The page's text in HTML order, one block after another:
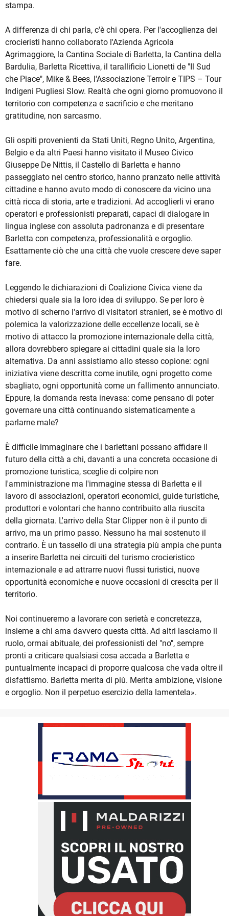
stampa.
A differenza di chi parla, c'è chi opera. Per l'accoglienza dei
crocieristi hanno collaborato l'Azienda Agricola
Agrimaggiore, la Cantina Sociale di Barletta, la Cantina della
Bardulia, Barletta Ricettiva, il tarallificio Lionetti de "Il Sud
che Piace", Mike & Bees, l'Associazione Terroir e TIPS – Tour
Indigeni Pugliesi Slow. Realtà che ogni giorno promuovono il
territorio con competenza e sacrificio e che meritano
gratitudine, non sarcasmo.
Gli ospiti provenienti da Stati Uniti, Regno Unito, Argentina,
Belgio e da altri Paesi hanno visitato il Museo Civico
Giuseppe De Nittis, il Castello di Barletta e hanno
passeggiato nel centro storico, hanno pranzato nelle attività
cittadine e hanno avuto modo di conoscere da vicino una
città ricca di storia, arte e tradizioni. Ad accoglierli vi erano
operatori e professionisti preparati, capaci di dialogare in
lingua inglese con assoluta padronanza e di presentare
Barletta con competenza, professionalità e orgoglio.
Esattamente ciò che una città che vuole crescere deve saper
fare.
Leggendo le dichiarazioni di Coalizione Civica viene da
chiedersi quale sia la loro idea di sviluppo. Se per loro è
motivo di scherno l'arrivo di visitatori stranieri, se è motivo di
polemica la valorizzazione delle eccellenze locali, se è
motivo di attacco la promozione internazionale della città,
allora dovrebbero spiegare ai cittadini quale sia la loro
alternativa. Da anni assistiamo allo stesso copione: ogni
iniziativa viene descritta come inutile, ogni progetto come
sbagliato, ogni opportunità come un fallimento annunciato.
Eppure, la domanda resta inevasa: come pensano di poter
governare una città continuando sistematicamente a
parlarne male?
È difficile immaginare che i barlettani possano affidare il
futuro della città a chi, davanti a una concreta occasione di
promozione turistica, sceglie di colpire non
l'amministrazione ma l'immagine stessa di Barletta e il
lavoro di associazioni, operatori economici, guide turistiche,
produttori e volontari che hanno contribuito alla riuscita
della giornata. L'arrivo della Star Clipper non è il punto di
arrivo, ma un primo passo. Nessuno ha mai sostenuto il
contrario. È un tassello di una strategia più ampia che punta
a inserire Barletta nei circuiti del turismo crocieristico
internazionale e ad attrarre nuovi flussi turistici, nuove
opportunità economiche e nuove occasioni di crescita per il
territorio.
Noi continueremo a lavorare con serietà e concretezza,
insieme a chi ama davvero questa città. Ad altri lasciamo il
ruolo, ormai abituale, dei professionisti del "no", sempre
pronti a criticare qualsiasi cosa accada a Barletta e
puntualmente incapaci di proporre qualcosa che vada oltre il
disfattismo. Barletta merita di più. Merita ambizione, visione
e orgoglio. Non il perpetuo esercizio della lamentela».